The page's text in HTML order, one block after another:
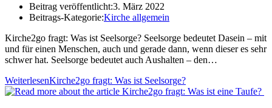
Beitrag veröffentlicht:3. März 2022
Beitrags-Kategorie:Kirche allgemein
Kirche2go fragt: Was ist Seelsorge? Seelsorge bedeutet Dasein – mit
und für einen Menschen, auch und gerade dann, wenn dieser es sehr
schwer hat. Seelsorge bedeutet auch Aushalten – den…
WeiterlesenKirche2go fragt: Was ist Seelsorge?